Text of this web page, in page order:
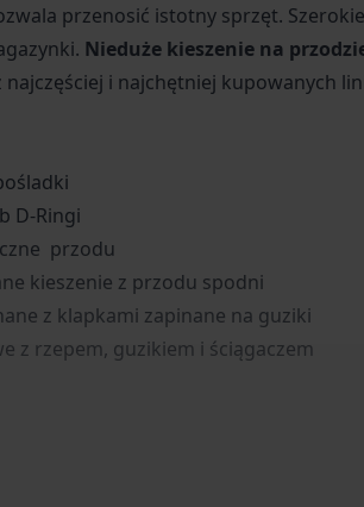
przenosić istotny sprzęt.
Nieduże kieszenie na
najczęściej i najchętniej kupowanych
D-Ringi
przodu
kieszenie z przodu spodni
z klapkami zapinane na guziki
z rzepem, guzikiem i ściągaczem